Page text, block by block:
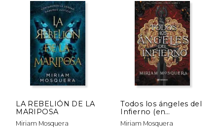
LA REBELIÓN DE LA
MARIPOSA
Miriam Mosquera
Todos los ángeles del
Infierno (en
Castellano)
Miriam Mosquera